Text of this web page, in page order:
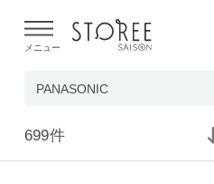
よる配送遅延が発生しておりま
メニュー
在庫なしも表示
699件